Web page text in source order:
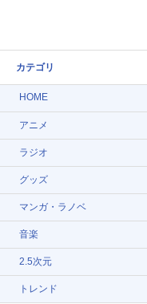
カテゴリ
HOME
アニメ
ラジオ
グッズ
マンガ・ラノベ
音楽
2.5次元
トレンド